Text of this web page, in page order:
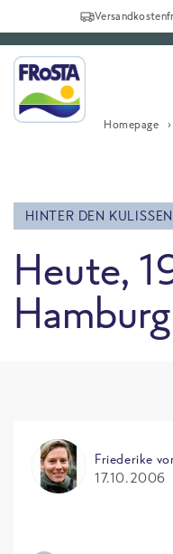
Homepage
HINTER DEN KULISSEN
Heute,
Friederike
17.10.2006